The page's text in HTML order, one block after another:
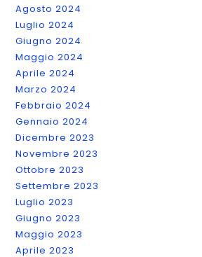
Agosto 2024
Luglio 2024
Giugno 2024
Maggio 2024
Aprile 2024
Marzo 2024
Febbraio 2024
Gennaio 2024
Dicembre 2023
Novembre 2023
Ottobre 2023
Settembre 2023
Luglio 2023
Giugno 2023
Maggio 2023
Aprile 2023